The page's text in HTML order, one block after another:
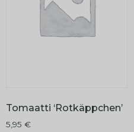
Tomaatti ‘Rotkäppchen’
5,95 €